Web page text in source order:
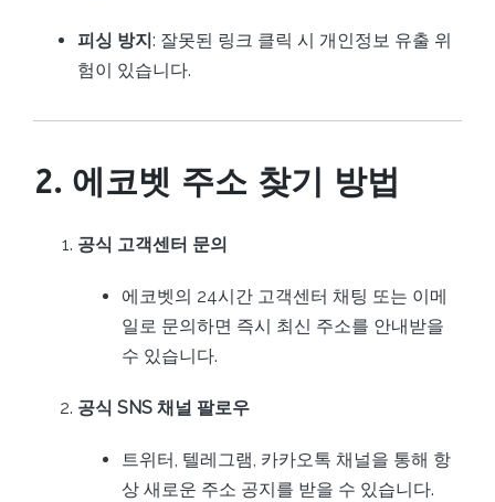
피싱 방지: 잘못된 링크 클릭 시 개인정보 유출 위
험이 있습니다.
2. 에코벳 주소 찾기 방법
공식 고객센터 문의
에코벳의 24시간 고객센터 채팅 또는 이메
일로 문의하면 즉시 최신 주소를 안내받을
수 있습니다.
공식 SNS 채널 팔로우
트위터, 텔레그램, 카카오톡 채널을 통해 항
상 새로운 주소 공지를 받을 수 있습니다.